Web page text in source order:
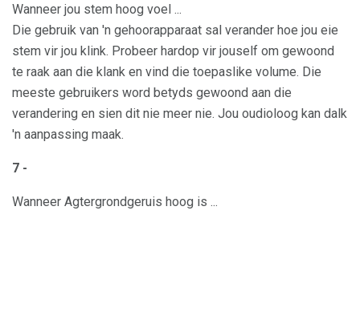
Wanneer jou stem hoog voel ...
Die gebruik van 'n gehoorapparaat sal verander hoe jou eie
stem vir jou klink. Probeer hardop vir jouself om gewoond
te raak aan die klank en vind die toepaslike volume. Die
meeste gebruikers word betyds gewoond aan die
verandering en sien dit nie meer nie. Jou oudioloog kan dalk
'n aanpassing maak.
7 -
Wanneer Agtergrondgeruis hoog is ...